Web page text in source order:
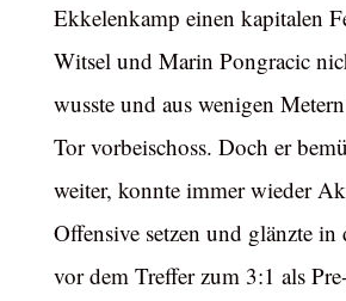
Ekkelenkamp einen kapitalen
Witsel und Marin Pongracic
wusste und aus wenigen
Tor vorbeischoss. Doch er
weiter, konnte immer wieder
Offensive setzen und glänzte
vor dem Treffer zum 3:1 als